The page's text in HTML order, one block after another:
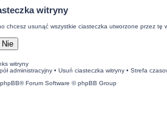
witryny
chcesz usunąć wszystkie ciasteczka utworzone przez tę
witryny
administracyjny • Usuń ciasteczka witryny • Strefa
phpBB® Forum Software © phpBB Group